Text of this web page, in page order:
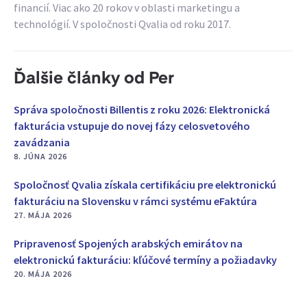
financií. Viac ako 20 rokov v oblasti marketingu a
technológií. V spoločnosti Qvalia od roku 2017.
Ďalšie články od Per
Správa spoločnosti Billentis z roku 2026: Elektronická
fakturácia vstupuje do novej fázy celosvetového
zavádzania
8. JÚNA 2026
Spoločnosť Qvalia získala certifikáciu pre elektronickú
fakturáciu na Slovensku v rámci systému eFaktúra
27. MÁJA 2026
Pripravenosť Spojených arabských emirátov na
elektronickú fakturáciu: kľúčové termíny a požiadavky
20. MÁJA 2026